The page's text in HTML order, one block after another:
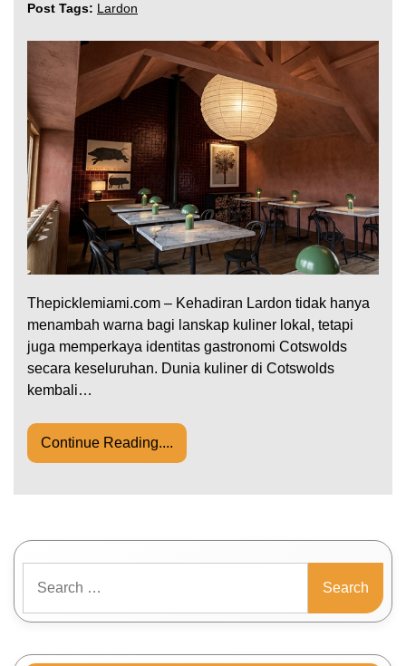
Post Tags: Lardon
Thepicklemiami.com – Kehadiran Lardon tidak hanya
menambah warna bagi lanskap kuliner lokal, tetapi
juga memperkaya identitas gastronomi Cotswolds
secara keseluruhan. Dunia kuliner di Cotswolds
kembali…
Continue Reading....
for: